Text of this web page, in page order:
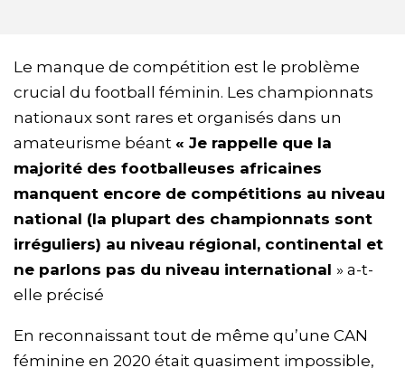
Le manque de compétition est le problème
crucial du football féminin. Les championnats
nationaux sont rares et organisés dans un
amateurisme béant « Je rappelle que la
majorité des footballeuses africaines
manquent encore de compétitions au niveau
national (la plupart des championnats sont
irréguliers) au niveau régional, continental et
ne parlons pas du niveau international » a-t-
elle précisé
En reconnaissant tout de même qu’une CAN
féminine en 2020 était quasiment impossible,